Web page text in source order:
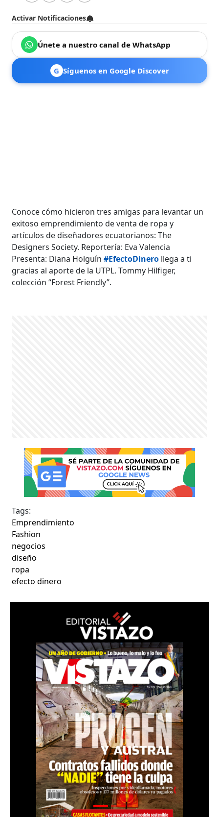
Activar Notificaciones
Únete a nuestro canal de WhatsApp
G Síguenos en Google Discover
Conoce cómo hicieron tres amigas para levantar un
exitoso emprendimiento de venta de ropa y
artículos de diseñadores ecuatorianos: The
Designers Society. Reportería: Eva Valencia
Presenta: Diana Holguín#EfectoDinero llega a ti
gracias al aporte de la UTPL. Tommy Hilfiger,
colección “Forest Friendly”.
Tags:
Emprendimiento
Fashion
negocios
diseño
ropa
efecto dinero